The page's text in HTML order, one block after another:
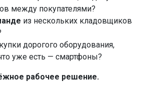
между покупателями?
из нескольких кладовщиков
дорогого оборудования,
уже есть — смартфоны?
рабочее решение.